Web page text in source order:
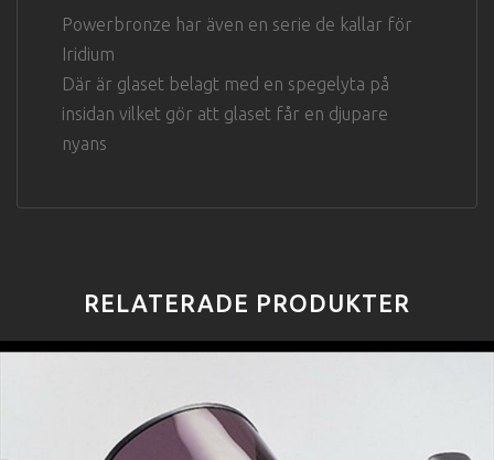
Powerbronze har även en serie de kallar för
Iridium
Där är glaset belagt med en spegelyta på
insidan vilket gör att glaset får en djupare
nyans
RELATERADE PRODUKTER